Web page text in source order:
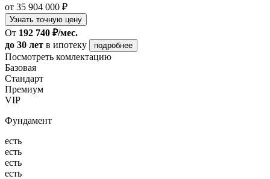
от 35 904 000 ₽
Узнать точную цену
От 192 740 ₽/мес.
до 30 лет в ипотеку подробнее
Посмотреть комлектацию
Базовая
Стандарт
Премиум
VIP
Фундамент
есть
есть
есть
есть